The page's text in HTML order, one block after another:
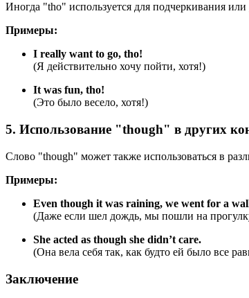
Иногда "tho" используется для подчеркивания
Примеры:
I really want to go, tho!
(Я действительно хочу пойти, хотя!)
It was fun, tho!
(Это было весело, хотя!)
5. Использование "though" в других
Слово "though" может также использоваться в
Примеры:
Even though it was raining, we went for a
(Даже если шел дождь, мы пошли на
She acted as though she didn’t care.
(Она вела себя так, как будто ей было все
Заключение